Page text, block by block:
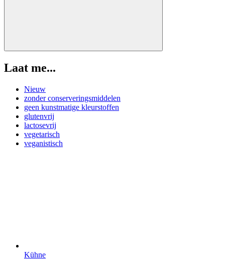
Laat me...
Nieuw
zonder conserveringsmiddelen
geen kunstmatige kleurstoffen
glutenvrij
lactosevrij
vegetarisch
veganistisch
Kühne